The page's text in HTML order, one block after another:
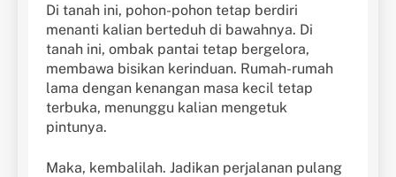
Di tanah ini, pohon-pohon tetap berdiri
menanti kalian berteduh di bawahnya. Di
tanah ini, ombak pantai tetap bergelora,
membawa bisikan kerinduan. Rumah-rumah
lama dengan kenangan masa kecil tetap
terbuka, menunggu kalian mengetuk
pintunya.
Maka, kembalilah. Jadikan perjalanan pulang